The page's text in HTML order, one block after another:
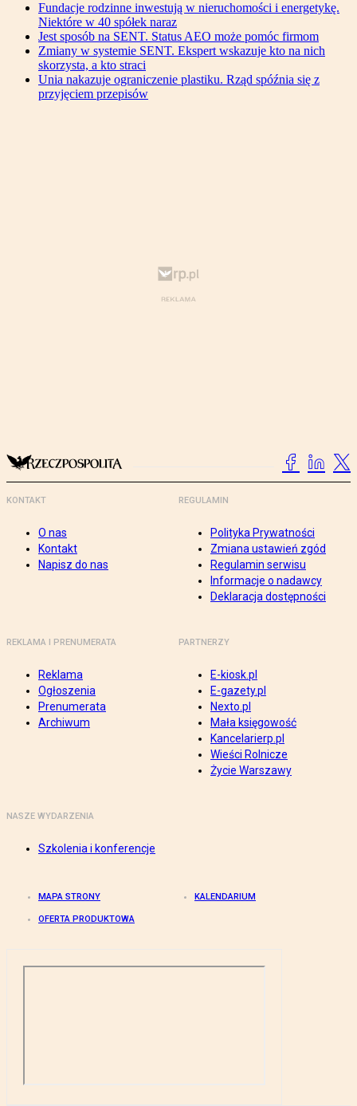
Fundacje rodzinne inwestują w nieruchomości i energetykę.
Niektóre w 40 spółek naraz
Jest sposób na SENT. Status AEO może pomóc firmom
Zmiany w systemie SENT. Ekspert wskazuje kto na nich
skorzysta, a kto straci
Unia nakazuje ograniczenie plastiku. Rząd spóźnia się z
przyjęciem przepisów
KONTAKT
O nas
Kontakt
Napisz do nas
REGULAMIN
Polityka Prywatności
Zmiana ustawień zgód
Regulamin serwisu
Informacje o nadawcy
Deklaracja dostępności
REKLAMA I PRENUMERATA
Reklama
Ogłoszenia
Prenumerata
Archiwum
PARTNERZY
E-kiosk.pl
E-gazety.pl
Nexto.pl
Mała księgowość
Kancelarierp.pl
Wieści Rolnicze
Życie Warszawy
NASZE WYDARZENIA
Szkolenia i konferencje
MAPA STRONY KALENDARIUM
OFERTA PRODUKTOWA